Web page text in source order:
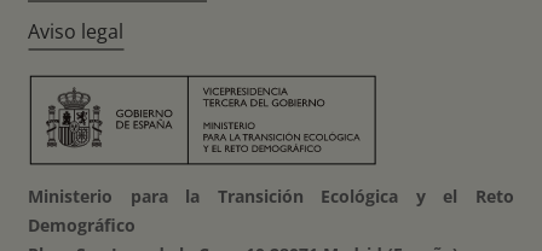
Aviso legal
Ministerio para la Transición Ecológica y el Reto
Demográfico